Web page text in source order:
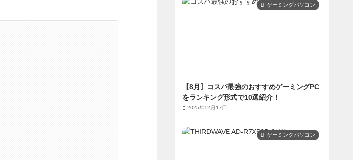
ゲーミングパソコン
【8月】コスパ最強のおすすめゲーミングPC
をランキング形式で10選紹介！
2025年12月17日
ゲーミングパソコン